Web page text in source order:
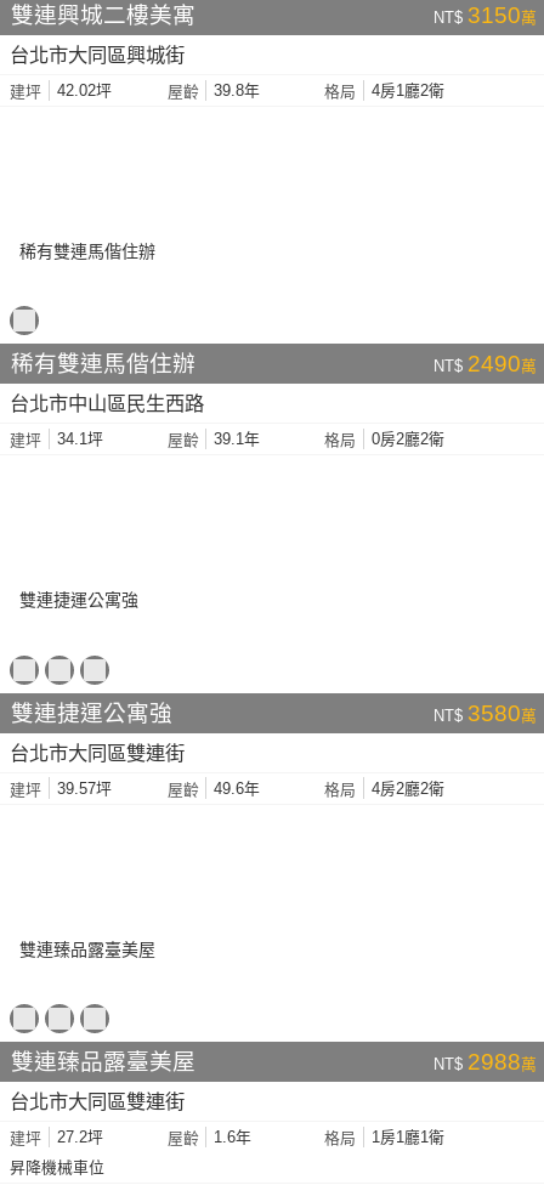
雙連興城二樓美寓 NT$ 3150萬
台北市大同區興城街
建坪 42.02坪 屋齡 39.8年 格局 4房1廳2衛
稀有雙連馬偕住辦 NT$ 2490萬
台北市中山區民生西路
建坪 34.1坪 屋齡 39.1年 格局 0房2廳2衛
雙連捷運公寓強 NT$ 3580萬
台北市大同區雙連街
建坪 39.57坪 屋齡 49.6年 格局 4房2廳2衛
雙連臻品露臺美屋 NT$ 2988萬
台北市大同區雙連街
建坪 27.2坪 屋齡 1.6年 格局
1房1廳1衛
昇降機械車位